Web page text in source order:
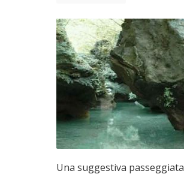
Una suggestiva passeggiata